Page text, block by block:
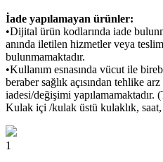
İade yapılamayan ürünler:
•Dijital ürün kodlarında iade
anında iletilen hizmetler veya
bulunmamaktadır.
•Kullanım esnasında vücut ile
beraber sağlık açısından tehlike
iadesi/değişimi
Kulak içi /kulak üstü kulaklık,
1